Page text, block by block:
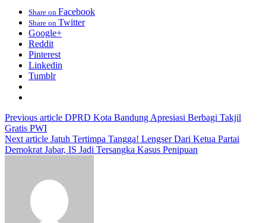
Share on Facebook
Share on Twitter
Google+
Reddit
Pinterest
Linkedin
Tumblr
Previous article DPRD Kota Bandung Apresiasi Berbagi Takjil
Gratis PWI
Next article Jatuh Tertimpa Tangga! Lengser Dari Ketua Partai
Demokrat Jabar, IS Jadi Tersangka Kasus Penipuan